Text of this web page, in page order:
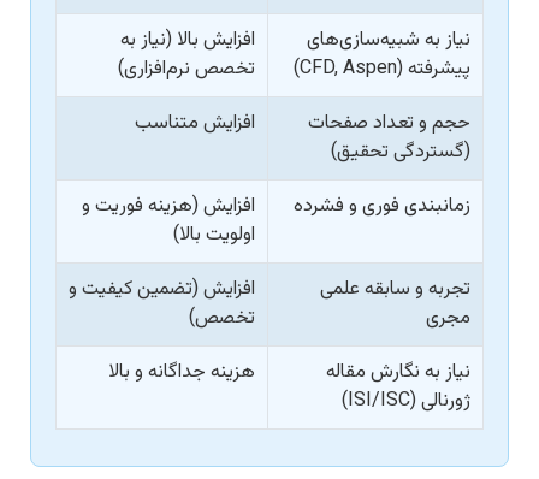
نیاز به شبیه‌سازی‌های
پیشرفته (CFD, Aspen)
افزایش بالا (نیاز به
تخصص نرم‌افزاری)
حجم و تعداد صفحات
(گستردگی تحقیق)
افزایش متناسب
زمانبندی فوری و فشرده
افزایش (هزینه فوریت و
اولویت بالا)
تجربه و سابقه علمی
مجری
افزایش (تضمین کیفیت و
تخصص)
نیاز به نگارش مقاله
ژورنالی (ISI/ISC)
هزینه جداگانه و بالا